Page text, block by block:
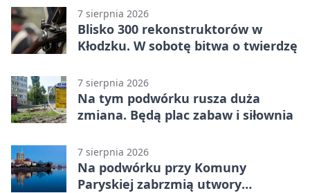
7 sierpnia 2026
Blisko 300 rekonstruktorów w
Kłodzku. W sobotę bitwa o twierdzę
7 sierpnia 2026
Na tym podwórku rusza duża
zmiana. Będą plac zabaw i siłownia
7 sierpnia 2026
Na podwórku przy Komuny
Paryskiej zabrzmią utwory